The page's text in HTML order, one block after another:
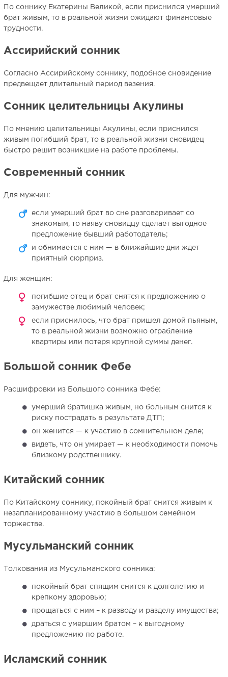
По соннику Екатерины Великой, если приснился умерший
брат живым, то в реальной жизни ожидают финансовые
трудности.
Ассирийский сонник
Согласно Ассирийскому соннику, подобное сновидение
предвещает длительный период везения.
Сонник целительницы Акулины
По мнению целительницы Акулины, если приснился
живым погибший брат, то в реальной жизни сновидец
быстро решит возникшие на работе проблемы.
Современный сонник
Для мужчин:
если умерший брат во сне разговаривает со
знакомым, то наяву сновидцу сделает выгодное
предложение бывший работодатель;
и обнимается с ним — в ближайшие дни ждет
приятный сюрприз.
Для женщин:
погибшие отец и брат снятся к предложению о
замужестве любимый человек;
если приснилось, что брат пришел домой пьяным,
то в реальной жизни возможно ограбление
квартиры или потеря крупной суммы денег.
Большой сонник Фебе
Расшифровки из Большого сонника Фебе:
умерший братишка живым, но больным снится к
риску пострадать в результате ДТП;
он женится — к участию в сомнительном деле;
видеть, что он умирает — к необходимости помочь
близкому родственнику.
Китайский сонник
По Китайскому соннику, покойный брат снится живым к
незапланированному участию в большом семейном
торжестве.
Мусульманский сонник
Толкования из Мусульманского сонника:
покойный брат спящим снится к долголетию и
крепкому здоровью;
прощаться с ним – к разводу и разделу имущества;
драться с умершим братом – к выгодному
предложению по работе.
Исламский сонник